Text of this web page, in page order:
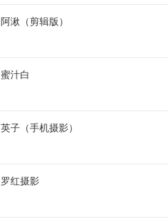
阿湫（剪辑版）
蜜汁白
英子（手机摄影）
罗红摄影